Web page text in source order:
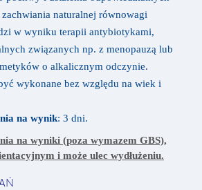
naturalnej równowagi
w wyniku terapii antybiotykami,
związanych np. z menopauzą lub
o alkalicznym odczynie.
wykonane bez względu na wiek i
na wynik: 3 dni.
na wyniki (poza wymazem GBS),
i może ulec wydłużeniu.